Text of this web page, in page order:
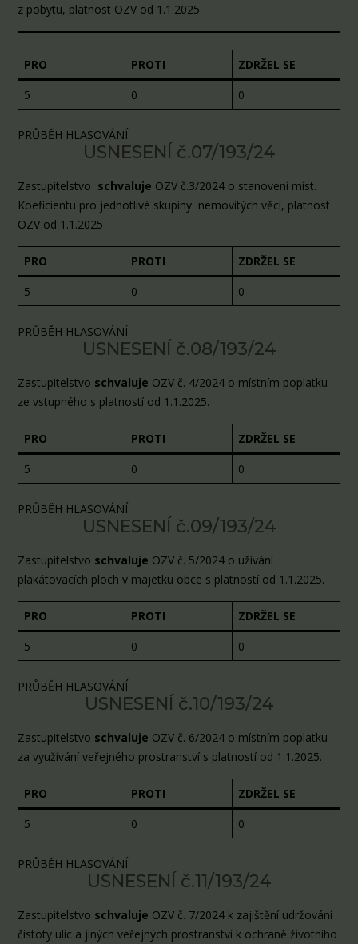
z pobytu, platnost OZV od 1.1.2025.
PRO PROTI
ZDRŽEL SE
5
0 0
PRŮBĚH HLASOVÁNÍ
USNESENÍ č.07/193/24
Zastupitelstvo schvaluje OZV č.3/2024 o stanovení míst.
Koeficientu pro jednotlivé skupiny nemovitých věcí, platnost
OZV od 1.1.2025
PRO PROTI
ZDRŽEL SE
5
0 0
PRŮBĚH HLASOVÁNÍ
USNESENÍ č.08/193/24
Zastupitelstvo schvaluje OZV č. 4/2024 o místním poplatku
ze vstupného s platností od 1.1.2025.
PRO PROTI
ZDRŽEL SE
5
0 0
PRŮBĚH HLASOVÁNÍ
USNESENÍ č.09/193/24
Zastupitelstvo schvaluje OZV č. 5/2024 o užívání
plakátovacích ploch v majetku obce s platností od 1.1.2025.
PRO PROTI
ZDRŽEL SE
5
0 0
PRŮBĚH HLASOVÁNÍ
USNESENÍ č.10/193/24
Zastupitelstvo schvaluje OZV č. 6/2024 o místním poplatku
za využívání veřejného prostranství s platností od 1.1.2025.
PRO PROTI
ZDRŽEL SE
5
0 0
PRŮBĚH HLASOVÁNÍ
USNESENÍ č.11/193/24
Zastupitelstvo schvaluje OZV č. 7/2024 k zajištění udržování
čistoty ulic a jiných veřejných prostranství k ochraně životního